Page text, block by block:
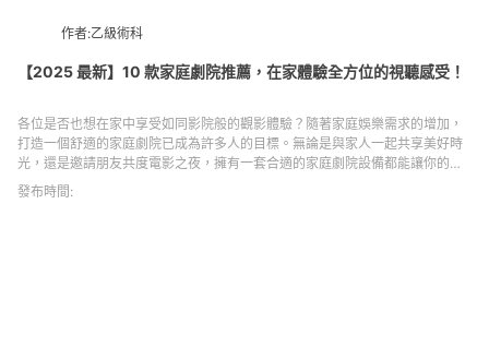
作者:乙級術科
【2025 最新】10 款家庭劇院推薦，在家體驗全方位的視聽感受！
各位是否也想在家中享受如同影院般的觀影體驗？隨著家庭娛樂需求的增加，
打造一個舒適的家庭劇院已成為許多人的目標。無論是與家人一起共享美好時
光，還是邀請朋友共度電影之夜，擁有一套合適的家庭劇院設備都能讓你的觀
影體驗更加完美。本次品味誌，小編將為各位介紹10款值得推薦的家庭劇院設
備，這些產品不僅性能卓越，還能讓你在家中輕鬆享受電影的魅力。讓我們一
發布時間: